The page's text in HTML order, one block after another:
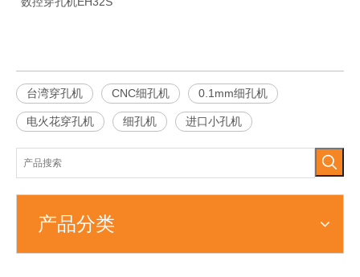
台湾穿孔机 CNC细孔机 0.1mm细孔机
电火花穿孔机 细孔机 进口小孔机
产品分类